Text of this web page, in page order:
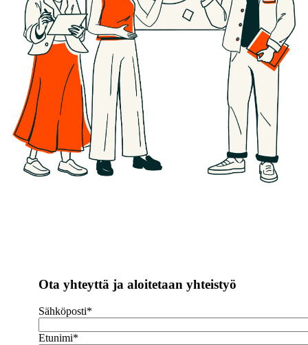
Ota yhteyttä ja aloitetaan yhteistyö
Sähköposti*
Etunimi*